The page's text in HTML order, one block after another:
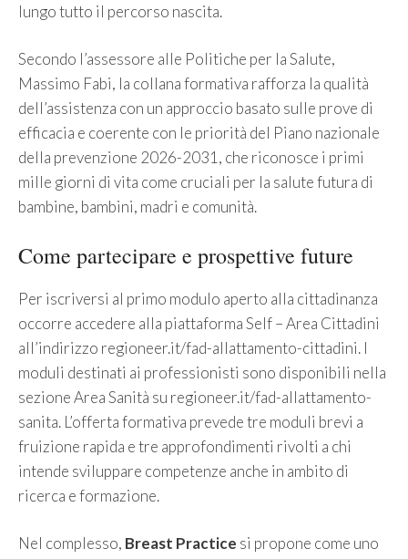
lungo tutto il percorso nascita.
Secondo l’assessore alle Politiche per la Salute,
Massimo Fabi, la collana formativa rafforza la qualità
dell’assistenza con un approccio basato sulle prove di
efficacia e coerente con le priorità del Piano nazionale
della prevenzione 2026-2031, che riconosce i primi
mille giorni di vita come cruciali per la salute futura di
bambine, bambini, madri e comunità.
Come partecipare e prospettive future
Per iscriversi al primo modulo aperto alla cittadinanza
occorre accedere alla piattaforma Self – Area Cittadini
all’indirizzo regioneer.it/fad-allattamento-cittadini. I
moduli destinati ai professionisti sono disponibili nella
sezione Area Sanità su regioneer.it/fad-allattamento-
sanita. L’offerta formativa prevede tre moduli brevi a
fruizione rapida e tre approfondimenti rivolti a chi
intende sviluppare competenze anche in ambito di
ricerca e formazione.
Nel complesso, Breast Practice si propone come uno